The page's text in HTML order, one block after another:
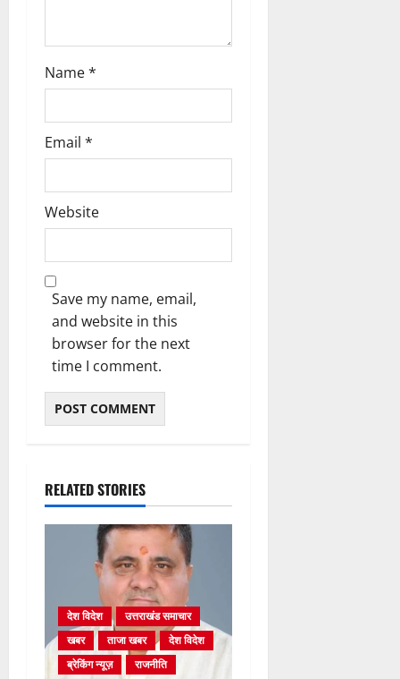
Name*
Email *
Website
Save my name, email,
and website in this
browser for the next
time I comment.
RELATED STORIES
देश विदेश
उत्तराखंड समाचार
खबर
ताजा खबर
देश विदेश
ब्रेकिंग न्यूज़
राजनीति